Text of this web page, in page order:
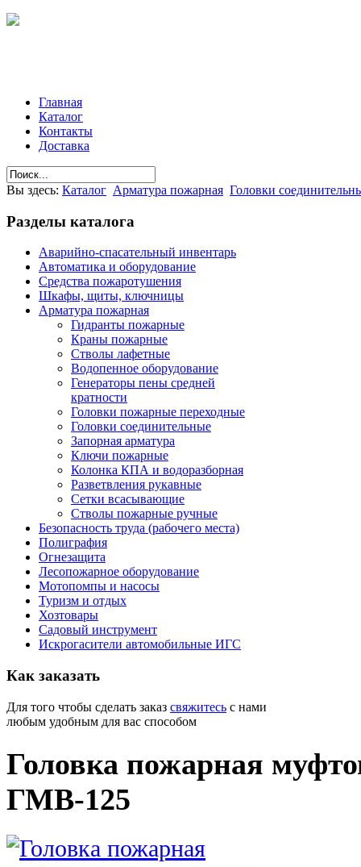
Главная
Каталог
Контакты
Доставка
Вы здесь: Каталог Арматура пожарная Головки
Разделы каталога
Аварийно-спасательный инвентарь
Автоматика и оборудование
Средства пожаротушения
Шкафы, щиты, ключницы
Арматура пожарная
Гидранты пожарные
Краны пожарные
Стволы лафетные
Водопенное оборудование
Генераторы пены средней
кратности
Головки пожарные переходные
Головки соединительные
Запорная арматура
Ключи пожарные
Колонка КПА и водоразборная
Разветвления рукавные
Сетки всасывающие
Стволы пожарные ручные
Безопасность труда (рабочего места)
Полиграфия
Огнезащита
Лесопожарное оборудование
Мотопомпы и насосы
Туризм и отдых
Хозтовары
Садовый инструмент
Искрогасители автомобильные ИГС
Как заказать
Для того чтобы сделать заказ свяжитесь с нами
любым удобным для вас способом
Головка пожарная
ГМВ-125